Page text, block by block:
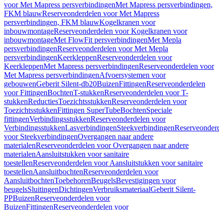
voor Met Mapress persverbindingenMet Mapress persverbindingen,
FKM blauwReserveonderdelen voor Met Mapress
persverbindingen, FKM blauwKogelkranen voor
inbouwmontageReserveonderdelen voor Kogelkranen voor
inbouwmontageMet FlowFit persverbindingenMet Mepla
persverbindingenReserveonderdelen voor Met Mepla
persverbindingenKeerkleppenReserveonderdelen voor
KeerkleppenMet Mapress persverbindingenReserveonderdelen voor
Met Mapress persverbindingenAfvoersystemen voor
gebouwenGeberit Silent-db20BuizenFittingenReserveonderdelen
voor FittingenBochtenT-stukkenReserveonderdelen voor T-
stukkenReductiesToezichtsstukkenReserveonderdelen voor
ToezichtsstukkenFittingen SuperTubeBochtenSpeciale
fittingenVerbindingsstukkenReserveonderdelen voor
VerbindingsstukkenLasverbindingenSteekverbindingen
voor SteekverbindingenOvergangen naar andere
materialenReserveonderdelen voor Overgangen naar andere
materialenAansluitstukken voor sanitaire
toestellenReserveonderdelen voor Aansluitstukken voor sanitaire
toestellenAansluitbochtenReserveonderdelen voor
AansluitbochtenToebehorenBeugelsBevestigingen voor
beugelsSluitingenDichtingenVerbruiksmateriaalGeberit Silent-
PPBuizenReserveonderdelen voor
BuizenFittingenReserveonderdelen voor